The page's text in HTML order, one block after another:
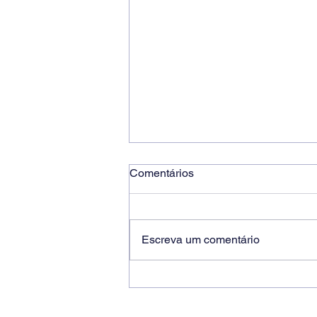
Comentários
Escreva um comentário